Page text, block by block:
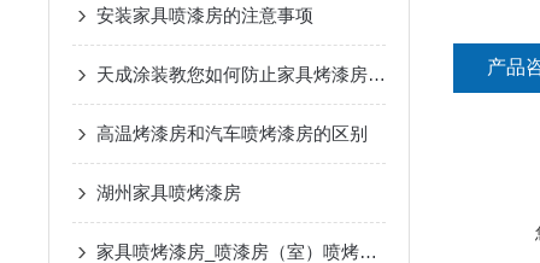
安装家具喷漆房的注意事项
天成涂装教您如何防止家具烤漆房变形？
高温烤漆房和汽车喷烤漆房的区别
湖州家具喷烤漆房
家具喷烤漆房_喷漆房（室）喷烤漆房/烘干房
产品